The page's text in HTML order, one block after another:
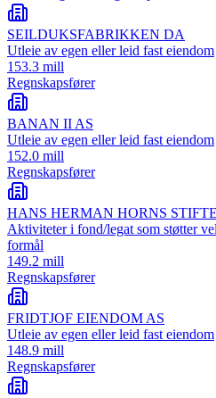
SEILDUKSFABRIKKEN DA
Utleie av egen eller leid fast eiendom
153.3 mill
Regnskapsfører
BANAN II AS
Utleie av egen eller leid fast eiendom
152.0 mill
Regnskapsfører
HANS HERMAN HORNS
Aktiviteter i fond/legat som støtter
formål
149.2 mill
Regnskapsfører
FRIDTJOF EIENDOM AS
Utleie av egen eller leid fast eiendom
148.9 mill
Regnskapsfører